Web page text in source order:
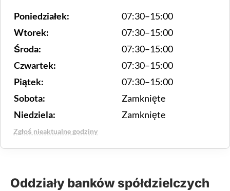
Poniedziałek:
07:30–15:00
Wtorek:
07:30–15:00
Środa:
07:30–15:00
Czwartek:
07:30–15:00
Piątek:
07:30–15:00
Sobota:
Zamknięte
Niedziela:
Zamknięte
Zgłoś nieaktualne godziny
Oddziały banków spółdzielczych